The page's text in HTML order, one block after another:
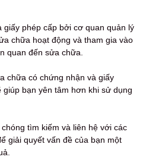
phép cấp bởi cơ quan quản lý
chữa hoạt động và tham gia vào
quan đến sửa chữa.
chữa có chứng nhận và giấy
bạn yên tâm hơn khi sử dụng
tìm kiếm và liên hệ với các
giải quyết vấn đề của bạn một